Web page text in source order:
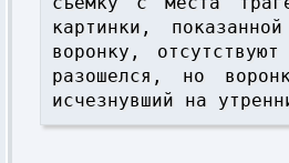
картинки,
воронку,
разошелся, но